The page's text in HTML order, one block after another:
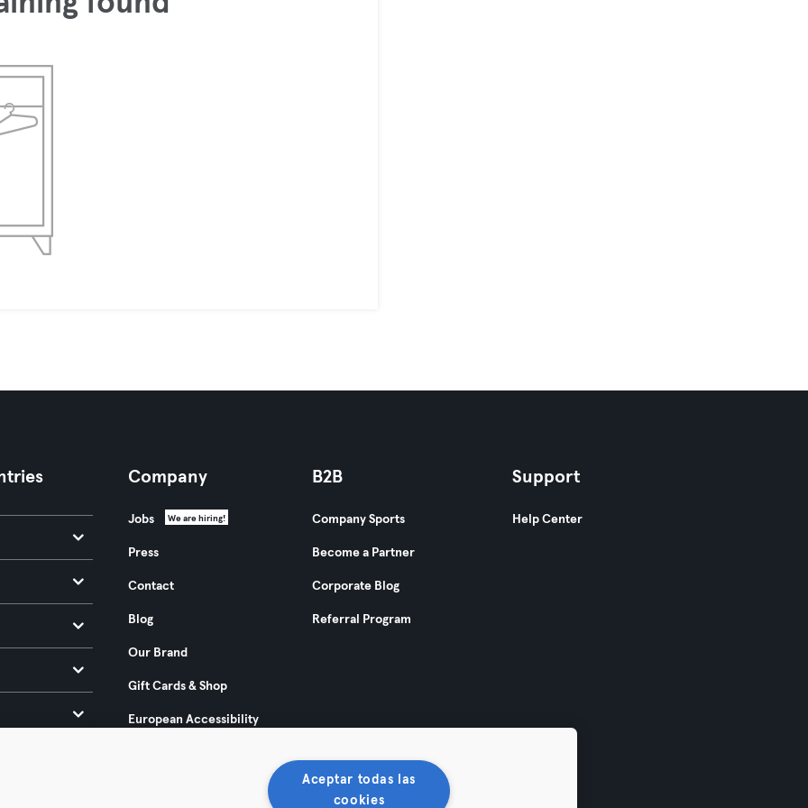
Company
Jobs We are hiring!
Press
Contact
Blog
Our Brand
Gift Cards & Shop
European Accessibility
B2B
Company Sports
Become a Partner
Corporate Blog
Referral Program
Support
Help Center
Aceptar todas las
cookies